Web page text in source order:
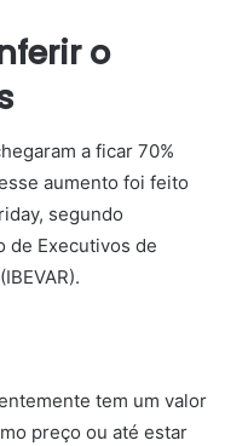
o
a ficar 70%
aumento foi feito
segundo
de Executivos de
tem um valor
preço ou até estar